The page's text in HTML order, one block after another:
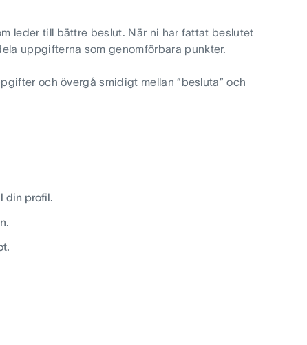
leder till bättre beslut. När ni har fattat beslutet
uppgifterna som genomförbara punkter.
och övergå smidigt mellan ”besluta” och
din profil.